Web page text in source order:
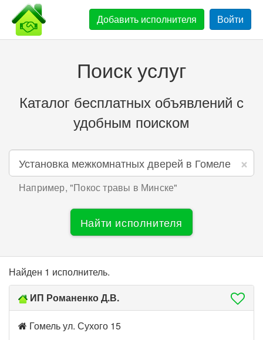
Добавить исполнителя Войти
Поиск услуг
Каталог бесплатных объявлений с
удобным поиском
×
Например, "Покос травы в Минске"
Найти исполнителя
Найден 1 исполнитель.
ИП Романенко Д.В.
Гомель ул. Сухого 15